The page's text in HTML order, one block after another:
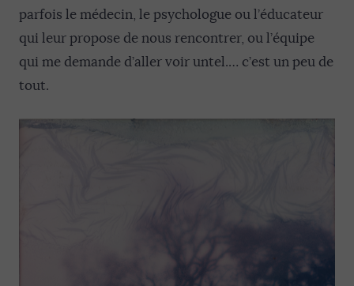
parfois le médecin, le psychologue ou l’éducateur
qui leur propose de nous rencontrer, ou l’équipe
qui me demande d’aller voir untel.… c’est un peu de
tout.